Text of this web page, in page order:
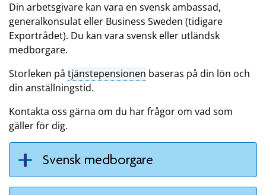
Din arbetsgivare kan vara en svensk ambassad,
generalkonsulat eller Business Sweden (tidigare
Exportrådet). Du kan vara svensk eller utländsk
medborgare.
Storleken på tjänstepensionen baseras på din lön och
din anställningstid.
Kontakta oss gärna om du har frågor om vad som
gäller för dig.
Svensk medborgare